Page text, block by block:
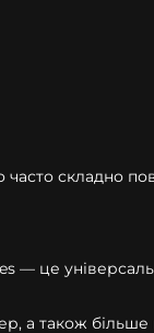
складно
— це
а також